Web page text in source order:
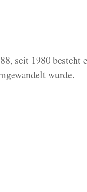
seit 1980 besteht
wurde.